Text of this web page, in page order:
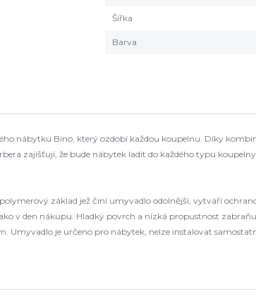
Šířka
Barva
nábytku Bino, který ozdobí každou koupelnu. Díky
zajišťují, že bude nábytek ladit do každého typu
základ jež činí umyvadlo odolnější, vytváří
v den nákupu. Hladký povrch a nízká propustnost
Umyvadlo je určeno pro nábytek, nelze instalovat